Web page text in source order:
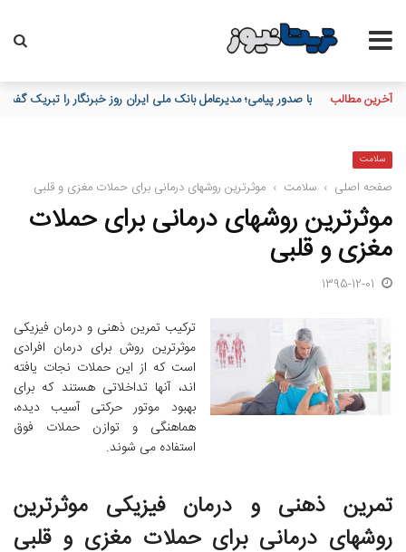
آخرین مطالب پیام تبریک مدیرعامل بانک تجارت به مناسبت فرارسیدن هفدهم
سلامت
صفحه اصلی › سلامت › موثرترین روشهای درمانی برای حملات مغزی و قلبی
موثرترین روشهای درمانی برای حملات
مغزی و قلبی
1395-12-01
ترکیب تمرین ذهنی و درمان فیزیکی
موثرترین روش برای درمان افرادی
است که از این حملات نجات یافته
اند، آنها تداخلاتی هستند که برای
بهبود موتور حرکتی آسیب دیده،
هماهنگی و توازن حملات فوق
استفاده می شوند.
تمرین ذهنی و درمان فیزیکی موثرترین
روشهای درمانی برای حملات مغزی و قلبی